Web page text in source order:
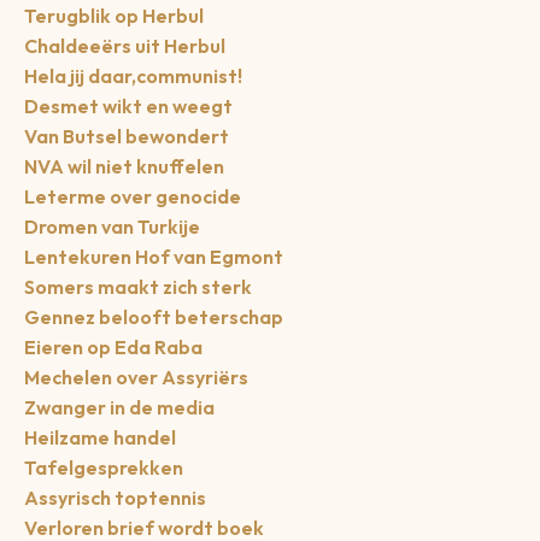
Terugblik op Herbul
Chaldeeërs uit Herbul
Hela jij daar,communist!
Desmet wikt en weegt
Van Butsel bewondert
NVA wil niet knuffelen
Leterme over genocide
Dromen van Turkije
Lentekuren Hof van Egmont
Somers maakt zich sterk
Gennez belooft beterschap
Eieren op Eda Raba
Mechelen over Assyriërs
Zwanger in de media
Heilzame handel
Tafelgesprekken
Assyrisch toptennis
Verloren brief wordt boek